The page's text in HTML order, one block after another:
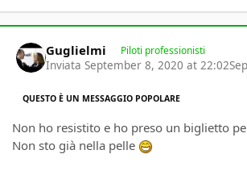
Guglielmi Piloti professionisti
Inviata September 8, 2020 at 22:02
QUESTO È UN MESSAGGIO POPOLARE
Non ho resistito e ho preso un biglietto
Non sto già nella pelle